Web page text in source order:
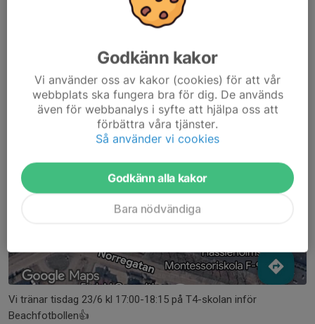
Vi tränar tisdag 23/6 kl 17:00-18:15 på T4-skolan inför
Beachfotbollen👍
Godkänn kakor
Vi använder oss av kakor (cookies) för att vår
webbplats ska fungera bra för dig. De används
även för webbanalys i syfte att hjälpa oss att
förbättra våra tjänster.
Så använder vi cookies
Godkänn alla kakor
Bara nödvändiga